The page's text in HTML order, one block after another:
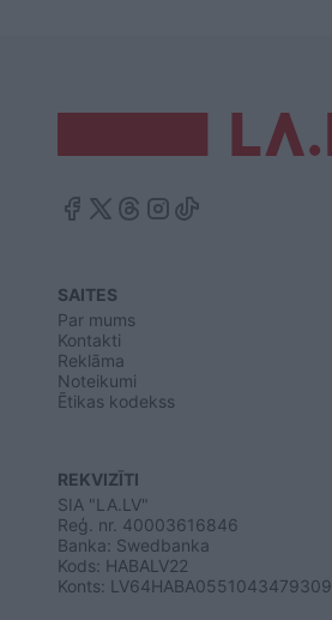
SAITES
Par mums
Kontakti
Reklāma
Noteikumi
Ētikas kodekss
REKVIZĪTI
SIA "LA.LV"
Reģ. nr. 40003616846
Banka: Swedbanka
Kods: HABALV22
Konts: LV64HABA0551043479309